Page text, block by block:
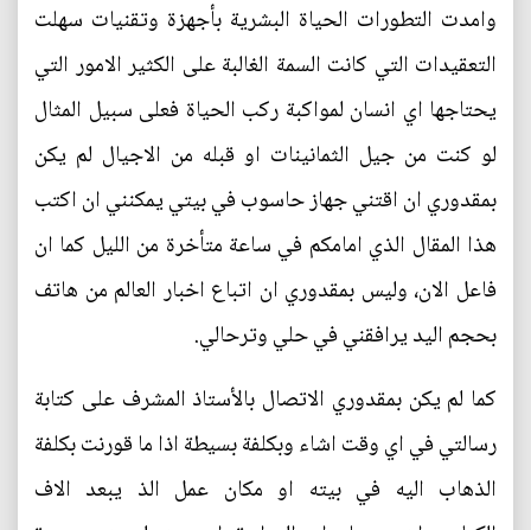
وامدت التطورات الحياة البشرية بأجهزة وتقنيات سهلت
التعقيدات التي كانت السمة الغالبة على الكثير الامور التي
يحتاجها اي انسان لمواكبة ركب الحياة فعلى سبيل المثال
لو كنت من جيل الثمانينات او قبله من الاجيال لم يكن
بمقدوري ان اقتني جهاز حاسوب في بيتي يمكنني ان اكتب
هذا المقال الذي امامكم في ساعة متأخرة من الليل كما ان
فاعل الان، وليس بمقدوري ان اتباع اخبار العالم من هاتف
بحجم اليد يرافقني في حلي وترحالي.
كما لم يكن بمقدوري الاتصال بالأستاذ المشرف على كتابة
رسالتي في اي وقت اشاء وبكلفة بسيطة اذا ما قورنت بكلفة
الذهاب اليه في بيته او مكان عمل الذ يبعد الاف